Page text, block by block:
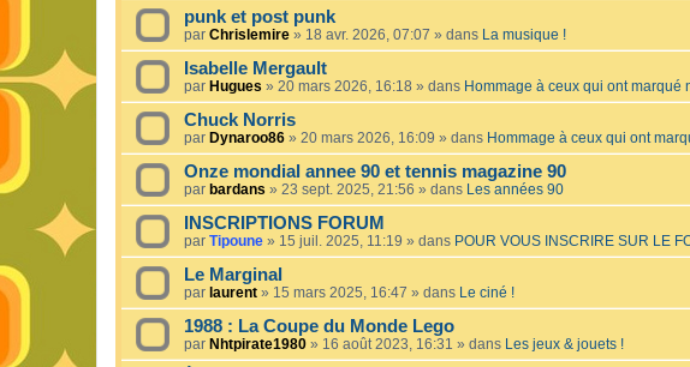
punk et post punk
par Chrislemire » 18 avr. 2026, 07:07 » dans La musique !
Isabelle Mergault
par Hugues » 20 mars 2026, 16:18 » dans Hommage à ceux qui ont marqué
Chuck Norris
par Dynaroo86 » 20 mars 2026, 16:09 » dans Hommage à ceux qui ont
Onze mondial annee 90 et tennis magazine 90
par bardans » 23 sept. 2025, 21:56 » dans Les années 90
INSCRIPTIONS FORUM
par Tipoune » 15 juil. 2025, 11:19 » dans POUR VOUS INSCRIRE SUR LE
Le Marginal
par laurent » 15 mars 2025, 16:47 » dans Le ciné !
1988 : La Coupe du Monde Lego
par Nhtpirate1980 » 16 août 2023, 16:31 » dans Les jeux & jouets !